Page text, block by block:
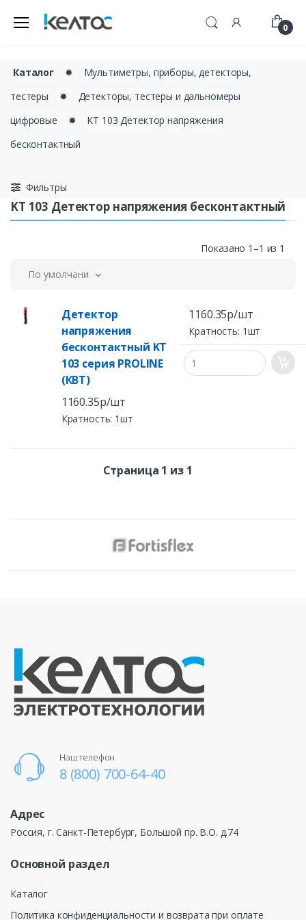
0
Каталог ✹
Мультиметры, приборы, детекторы,
тестеры
✹
Детекторы, тестеры и дальномеры
цифровые
✹
KT 103 Детектор напряжения
бесконтактный
Фильтры
KT 103 Детектор напряжения бесконтактный
Показано 1–1 из 1
По умолчанию
Детектор
напряжения
бесконтактный KT
103 серия PROLINE
(КВТ)
1160.35р/шт
Кратность: 1шт
1160.35р/шт
Кратность: 1шт
Страница 1 из 1
Наш телефон
8 (800) 700-64-40
Адрес
Россия, г. Санкт-Петербург, Большой пр. В.О. д.74
Основной раздел
Каталог
Политика конфиденциальности и возврата при оплате